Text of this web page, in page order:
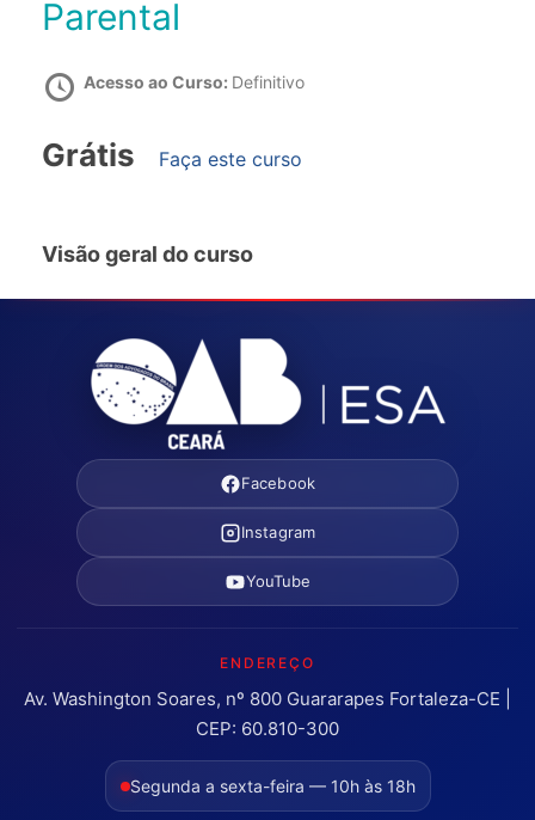
Parental
Acesso ao Curso: Definitivo
Grátis Faça este curso
Visão geral do curso
Facebook
Instagram
YouTube
ENDEREÇO
Av. Washington Soares, nº 800 Guararapes Fortaleza-CE |
CEP: 60.810-300
Segunda a sexta-feira — 10h às 18h